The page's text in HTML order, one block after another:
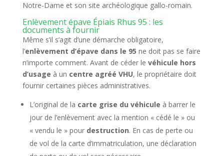
Notre-Dame et son site archéologique gallo-romain.
Enlèvement épave Épiais Rhus 95 : les
documents à fournir
Même s’il s’agit d’une démarche obligatoire,
l’enlèvement d’épave dans le 95 ne doit pas se faire
n’importe comment. Avant de céder le véhicule hors
d’usage à un centre agréé VHU, le propriétaire doit
fournir certaines pièces administratives.
L’original de la carte grise du véhicule à barrer le
jour de l’enlèvement avec la mention « cédé le » ou
« vendu le » pour destruction. En cas de perte ou
de vol de la carte d’immatriculation, une déclaration